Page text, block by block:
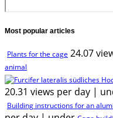
Most popular articles
Plants for the cage 24.07
animal
20.31 views per day |
Building instructions for an